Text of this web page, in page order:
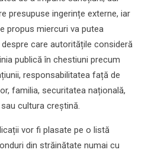
presupuse ingerințe externe, iar
propus miercuri va putea
care autoritățile consideră
publică în chestiuni precum
responsabilitatea față de
familia, securitatea națională,
cultura creștină.
vor fi plasate pe o listă
din străinătate numai cu